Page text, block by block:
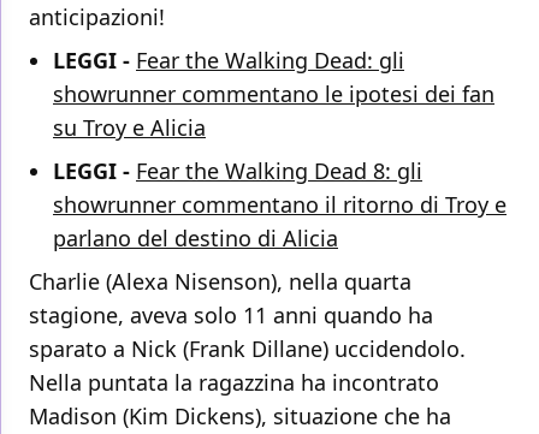
anticipazioni!
LEGGI - Fear the Walking Dead: gli
showrunner commentano le ipotesi dei fan
su Troy e Alicia
LEGGI - Fear the Walking Dead 8: gli
showrunner commentano il ritorno di Troy e
parlano del destino di Alicia
Charlie (Alexa Nisenson), nella quarta
stagione, aveva solo 11 anni quando ha
sparato a Nick (Frank Dillane) uccidendolo.
Nella puntata la ragazzina ha incontrato
Madison (Kim Dickens), situazione che ha